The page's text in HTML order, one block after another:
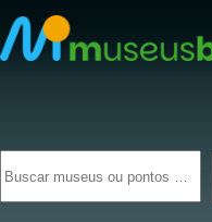
para
o
conteúdo
resultados